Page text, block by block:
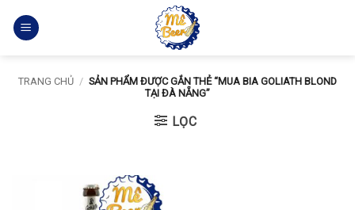
qua
TRANG CHỦ / SẢN PHẨM ĐƯỢC GẮN THẺ “MUA BIA GOLIATH BLOND
TẠI ĐÀ NẴNG”
LỌC